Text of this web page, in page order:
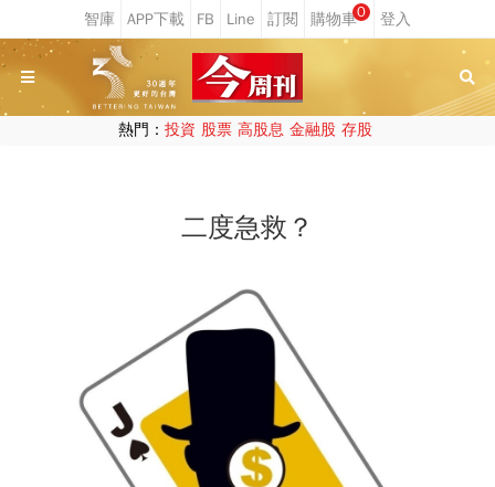
0
熱門： 投資 股票 高股息 金融股 存股
二度急救？